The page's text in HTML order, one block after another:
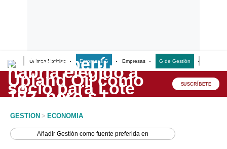
Últimas Noticias Empresas G Empresas G de Gestión
Lo último
Peru Quiosco SUSCRÍBETE
GESTION > ECONOMIA
AñadirGestión como fuente preferida en